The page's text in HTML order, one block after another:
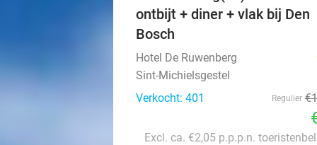
ontbijt + diner + vlak bij Den
Bosch
Hotel De Ruwenberg
Sint-Michielsgestel
Verkocht: 401
Regulier
Excl. ca. €2,05 p.p.p.n.